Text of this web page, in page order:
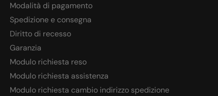
Modalità di pagamento
Spedizione e consegna
Diritto di recesso
Garanzia
Modulo richiesta reso
Modulo richiesta assistenza
Modulo richiesta cambio indirizzo spedizione